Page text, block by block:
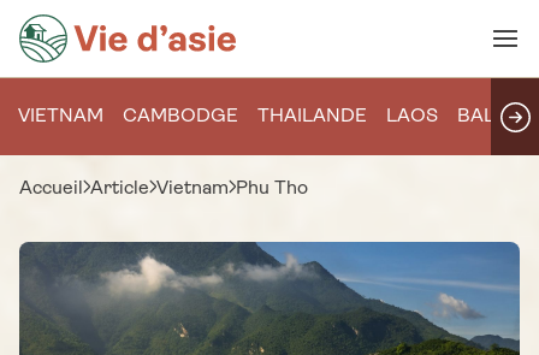
VIETNAM CAMBODGE THAILANDE LAOS BALI
Accueil Article Vietnam Phu Tho